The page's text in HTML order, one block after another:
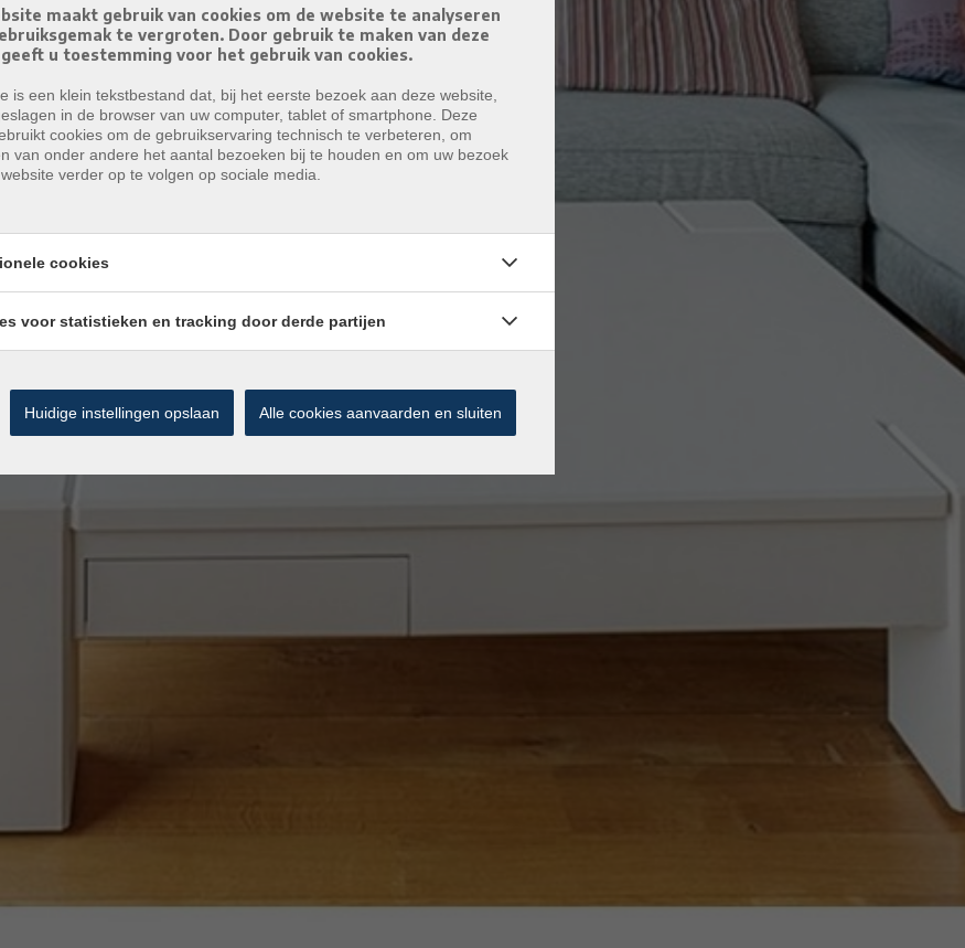
maakt gebruik van cookies om de website te analyseren
te vergroten. Door gebruik te maken van deze
u toestemming voor het gebruik van cookies.
is een klein tekstbestand dat, bij het eerste bezoek aan deze website,
in de browser van uw computer, tablet of smartphone. Deze
cookies om de gebruikservaring technisch te verbeteren, om
van onder andere het aantal bezoeken bij te houden en om uw bezoek
verder op te volgen op sociale media.
cookies
voor statistieken en tracking door derde partijen
Huidige instellingen opslaan Alle cookies aanvaarden en sluiten